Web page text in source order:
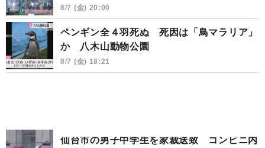
8/7 (金) 20:00
ペンギン全４羽死ぬ 死因は「鳥マラリア」
か 八木山動物公園
8/7 (金) 18:21
仙台市の男子中学生を家裁送致 コンビニ内